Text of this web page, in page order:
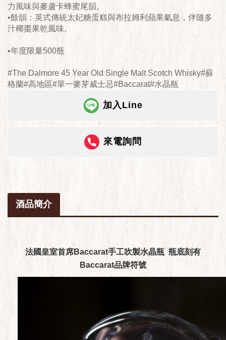
力風味與麥蘆卡蜂蜜尾韻。
•餘韻：英式傳統太妃糖蛋糕與布拉姆利蘋果氣息，伴隨多
汁椰棗果乾風味。
•年度限量500瓶
#The Dalmore 45 Year Old Single Malt Scotch Whisky#蘇
格蘭#高地區#單一麥芽威士忌#Baccarat#水晶瓶
加入Line
來電詢問
酒品簡介
法國皇室首席Baccarat手工吹製水晶瓶 瓶底刻有
Baccarat品牌符號